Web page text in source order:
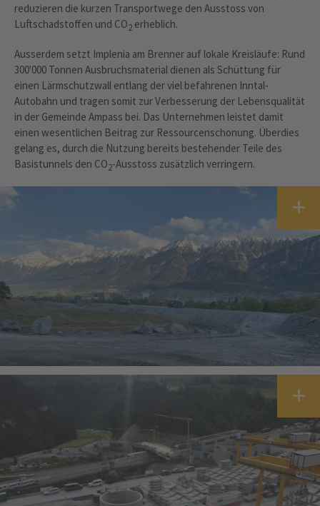
reduzieren die kurzen Transportwege den Ausstoss von
Luftschadstoffen und CO2 erheblich.
Ausserdem setzt Implenia am Brenner auf lokale Kreisläufe: Rund
300'000 Tonnen Ausbruchsmaterial dienen als Schüttung für
einen Lärmschutzwall entlang der viel befahrenen Inntal-
Autobahn und tragen somit zur Verbesserung der Lebensqualität
in der Gemeinde Ampass bei. Das Unternehmen leistet damit
einen wesentlichen Beitrag zur Ressourcenschonung. Überdies
gelang es, durch die Nutzung bereits bestehender Teile des
Basistunnels den CO2-Ausstoss zusätzlich verringern.